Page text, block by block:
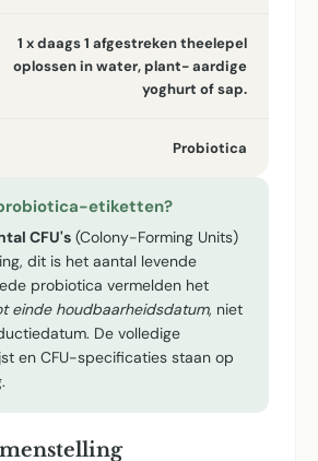
1 x daags 1 afgestreken theelepel
oplossen in water, plant- aardige
yoghurt of sap.
Probiotica
etiketten?
CFU's (Colony-Forming Units)
dit is het aantal levende
probiotica vermelden het
einde houdbaarheidsdatum, niet
De volledige
en CFU-specificaties staan op